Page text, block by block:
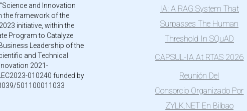
and Innovation
the framework of the
initiative, within the
Program to Catalyze
Leadership of the
and Technical
2021-
010240 funded by
501100011033
IA: A RAG System That
Surpasses The Human
Threshold In SQuAD
CAPSUL-IA At RTAS 2026
Reunión Del
Consorcio Organizado Por
ZYLK.NET En Bilbao